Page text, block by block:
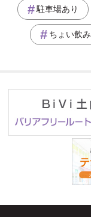
駐車場あり
ちょい飲み